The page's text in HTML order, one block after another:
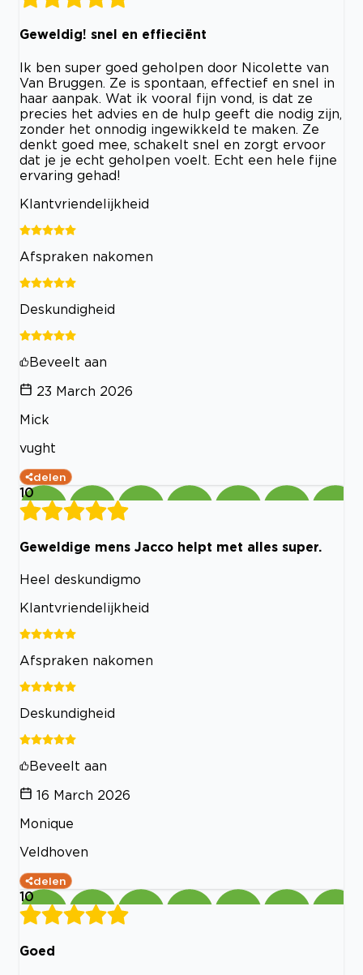
Geweldig! snel en effieciënt
Ik ben super goed geholpen door Nicolette van
Van Bruggen. Ze is spontaan, effectief en snel in
haar aanpak. Wat ik vooral fijn vond, is dat ze
precies het advies en de hulp geeft die nodig zijn,
zonder het onnodig ingewikkeld te maken. Ze
denkt goed mee, schakelt snel en zorgt ervoor
dat je je echt geholpen voelt. Echt een hele fijne
ervaring gehad!
Klantvriendelijkheid
Afspraken nakomen
Deskundigheid
Beveelt aan
23 March 2026
Mick
vught
delen
10
Geweldige mens Jacco helpt met alles super.
Heel deskundigmo
Klantvriendelijkheid
Afspraken nakomen
Deskundigheid
Beveelt aan
16 March 2026
Monique
Veldhoven
delen
10
Goed